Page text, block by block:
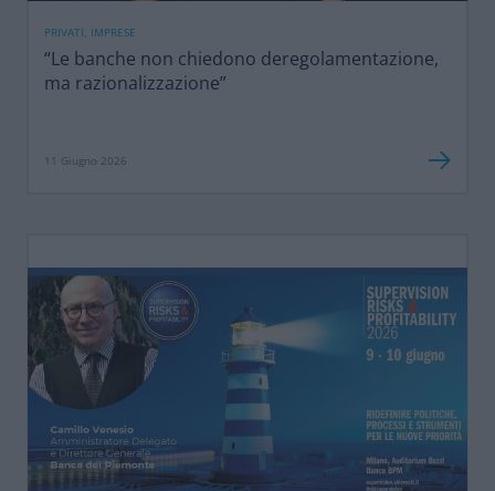
PRIVATI, IMPRESE
“Le banche non chiedono deregolamentazione,
ma razionalizzazione”
11 Giugno 2026